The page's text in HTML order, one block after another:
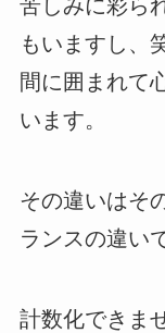
苦しみに彩ら
もいますし、
間に囲まれて
います。
その違いはそ
ランスの違い
計数化できま